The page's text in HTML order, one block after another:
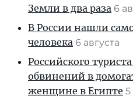
Земли в два раза 6
В России нашли
человека 6 августа
Российского
обвинений в
женщине в Египте 5